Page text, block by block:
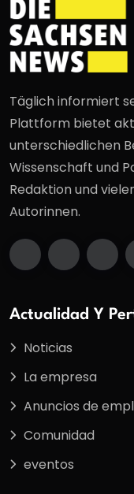
Täglich informiert
Plattform bietet
unterschiedlichen
Wissenschaft und
Redaktion und
Autorinnen.
Actualidad Y
Noticias
La empresa
Anuncios de
Comunidad
eventos